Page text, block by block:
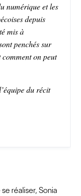
numérique et les
depuis
mis à
penchés sur
on peut
du récit
réaliser, Sonia